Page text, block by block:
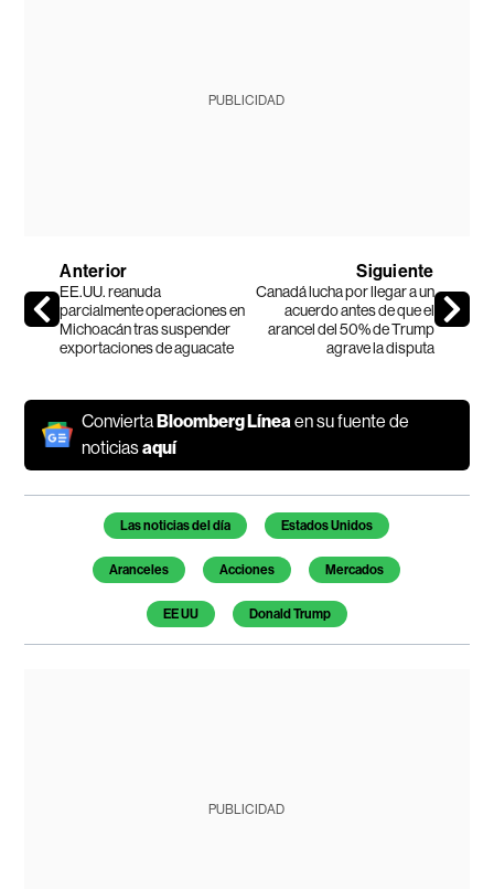
PUBLICIDAD
Anterior
EE.UU. reanuda
parcialmente operaciones en
Michoacán tras suspender
exportaciones de aguacate
Siguiente
Canadá lucha por llegar a un
acuerdo antes de que el
arancel del 50% de Trump
agrave la disputa
ConviertaBloomberg Línea en su fuente de
noticiasaquí
Temas de este artículo
Las noticias del día Estados Unidos
Aranceles Acciones Mercados
EE UU Donald Trump
PUBLICIDAD